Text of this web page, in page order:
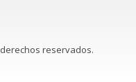
reservados.